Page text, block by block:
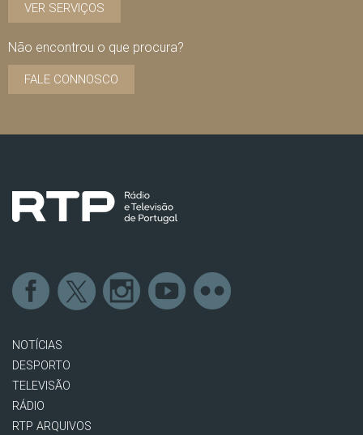
VER SERVIÇOS
Não encontrou o que procura?
FALE CONNOSCO
NOTÍCIAS
DESPORTO
TELEVISÃO
RÁDIO
RTP ARQUIVOS